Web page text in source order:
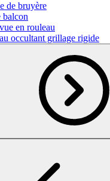
de bruyère
balcon
en rouleau
occultant grillage rigide